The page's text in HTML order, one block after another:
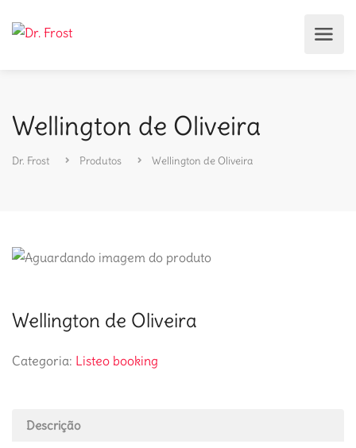
Wellington de Oliveira
Dr. Frost Produtos Wellington de Oliveira
Wellington de Oliveira
Categoria: Listeo booking
Descrição